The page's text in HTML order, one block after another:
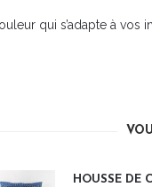
qui s’adapte à vos
HOUSSE DE